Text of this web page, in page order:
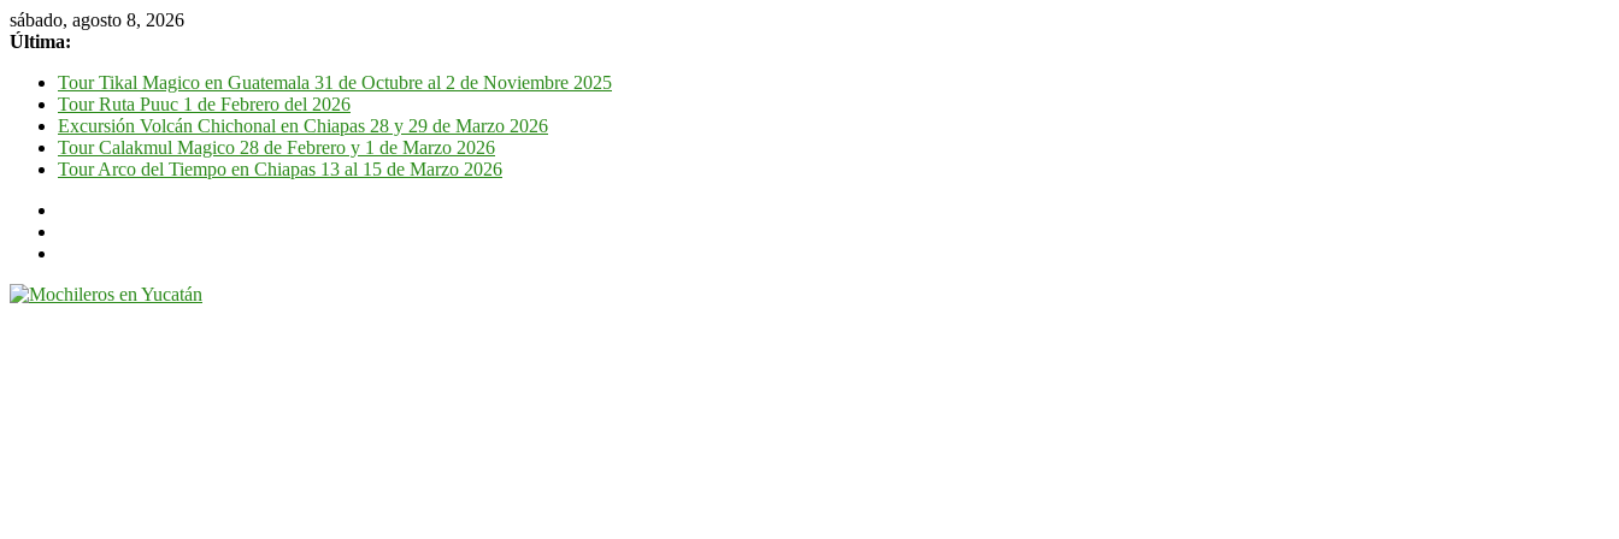
sábado, agosto 8, 2026
Última:
Tour Tikal Magico en Guatemala 31 de Octubre al 2 de Noviembre 2025
Tour Ruta Puuc 1 de Febrero del 2026
Excursión Volcán Chichonal en Chiapas 28 y 29 de Marzo 2026
Tour Calakmul Magico 28 de Febrero y 1 de Marzo 2026
Tour Arco del Tiempo en Chiapas 13 al 15 de Marzo 2026